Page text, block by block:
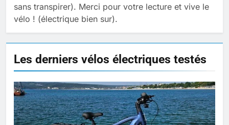
sans transpirer). Merci pour votre lecture et vive le
vélo ! (électrique bien sur).
Les derniers vélos électriques testés